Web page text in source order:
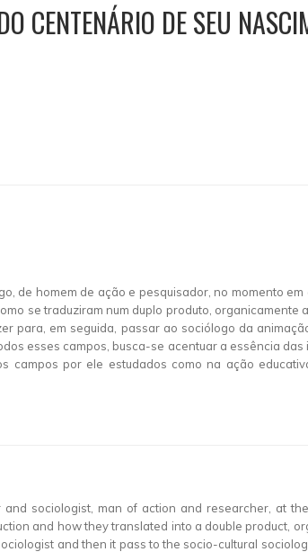
CENTENÁRIO DE SEU
de homem de ação e pesquisador, no momento em
se traduziram num duplo produto, organicamente
para, em seguida, passar ao sociólogo da
esses campos, busca-se acentuar a essência
por ele estudados como na ação
sociologist, man of action and researcher, at
and how they translated into a double product,
and then it pass to the socio-cultural